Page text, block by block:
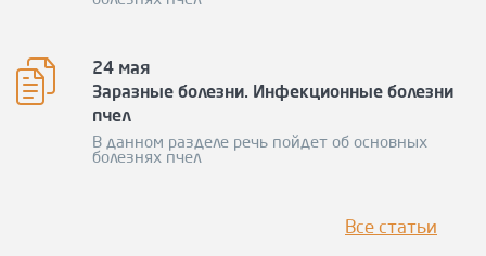
24 мая
Заразные болезни. Инфекционные болезни
пчел
В данном разделе речь пойдет об основных
болезнях пчел
Все статьи